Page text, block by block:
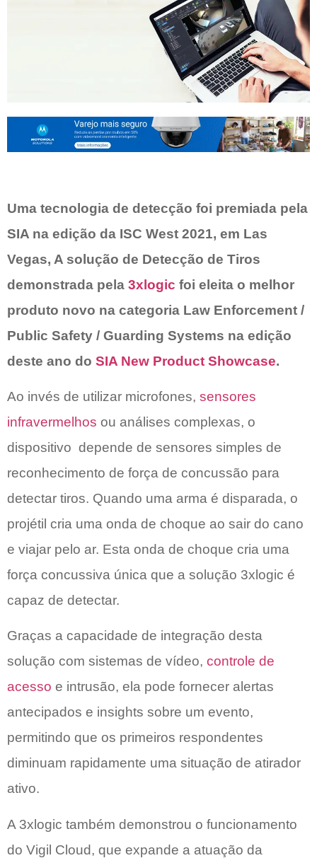
Uma tecnologia de detecção foi premiada pela
SIA na edição da ISC West 2021, em Las
Vegas, A solução de Detecção de Tiros
demonstrada pela 3xlogic foi eleita o melhor
produto novo na categoria Law Enforcement /
Public Safety / Guarding Systems na edição
deste ano do SIA New Product Showcase.
Ao invés de utilizar microfones, sensores
infravermelhos ou análises complexas, o
dispositivo depende de sensores simples de
reconhecimento de força de concussão para
detectar tiros. Quando uma arma é disparada, o
projétil cria uma onda de choque ao sair do cano
e viajar pelo ar. Esta onda de choque cria uma
força concussiva única que a solução 3xlogic é
capaz de detectar.
Graças a capacidade de integração desta
solução com sistemas de vídeo, controle de
acesso e intrusão, ela pode fornecer alertas
antecipados e insights sobre um evento,
permitindo que os primeiros respondentes
diminuam rapidamente uma situação de atirador
ativo.
A 3xlogic também demonstrou o funcionamento
do Vigil Cloud, que expande a atuação da